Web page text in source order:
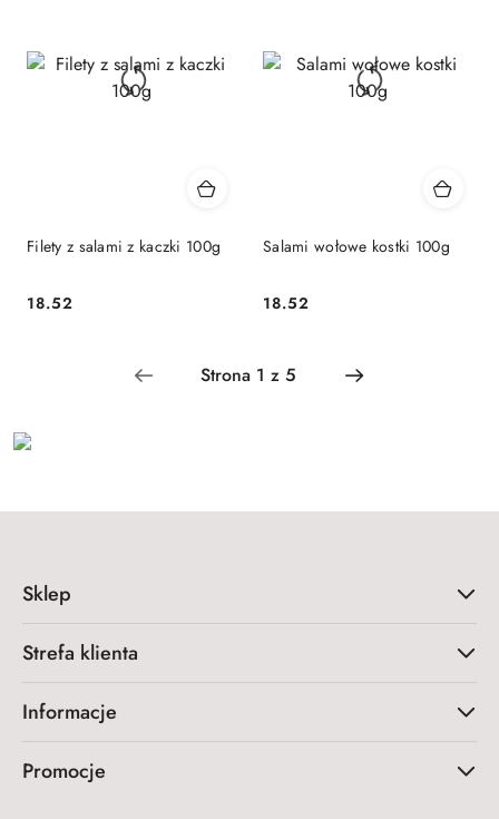
Filety z salami z kaczki 100g
Cena:
18.52
Salami wołowe kostki 100g
Cena:
18.52
Sklep
Strefa klienta
Informacje
Promocje